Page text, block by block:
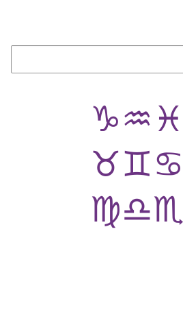
♑♒♓
♉♊♋
♍♎♏